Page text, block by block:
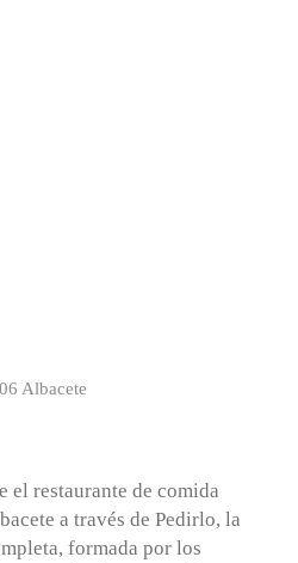
Albacete
el restaurante de comida
a través de Pedirlo, la
formada por los